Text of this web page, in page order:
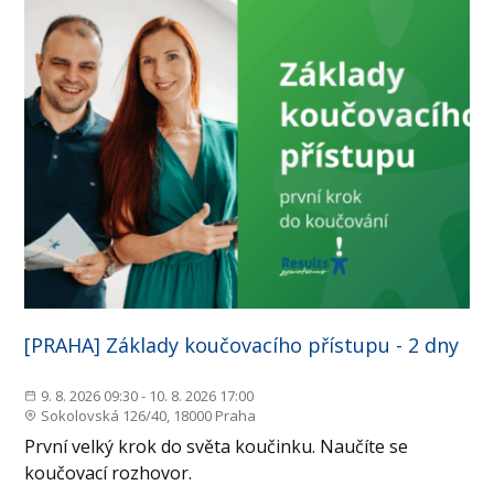
[PRAHA] Základy koučovacího přístupu - 2 dny
9. 8. 2026 09:30 - 10. 8. 2026 17:00
Sokolovská 126/40, 18000 Praha
První velký krok do světa koučinku. Naučíte se
koučovací rozhovor.